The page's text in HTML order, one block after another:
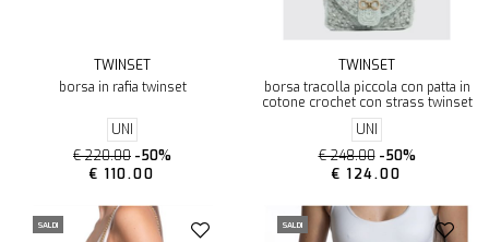
TWINSET
borsa in rafia twinset
UNI
€ 220.00 -50%
€ 110.00
TWINSET
borsa tracolla piccola con patta in
cotone crochet con strass twinset
UNI
€ 248.00 -50%
€ 124.00
SALDI SALDI